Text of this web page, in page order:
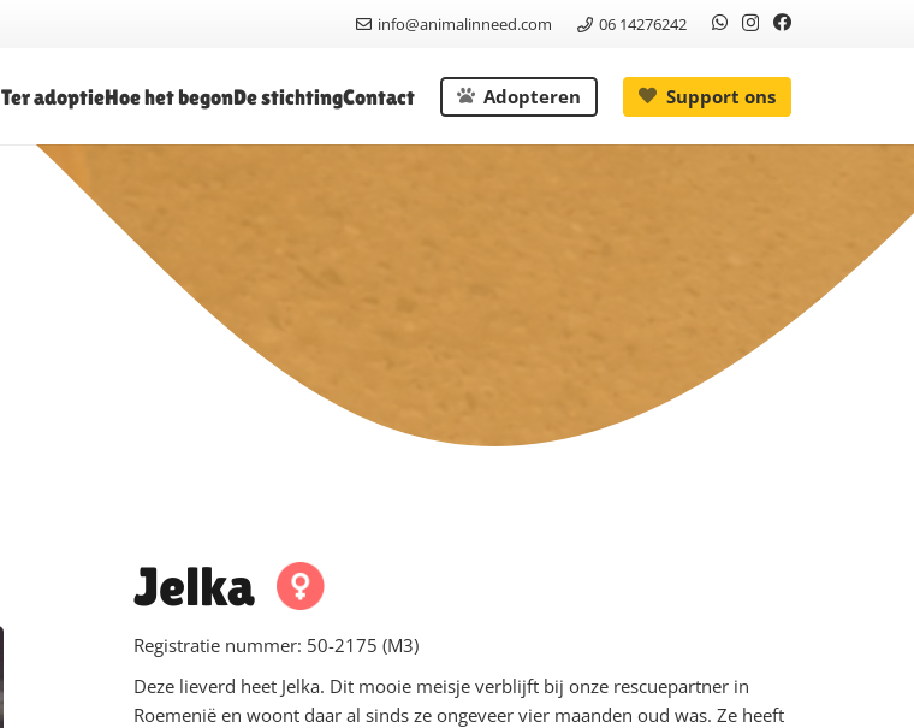
info@animalinneed.com 06 14276242
Ter adoptieHoe het begonDe stichtingContact Adopteren Support ons
Jelka
Registratie nummer: 50-2175 (M3)
Deze lieverd heet Jelka. Dit mooie meisje verblijft bij onze rescuepartner in
Roemenië en woont daar al sinds ze ongeveer vier maanden oud was. Ze heeft